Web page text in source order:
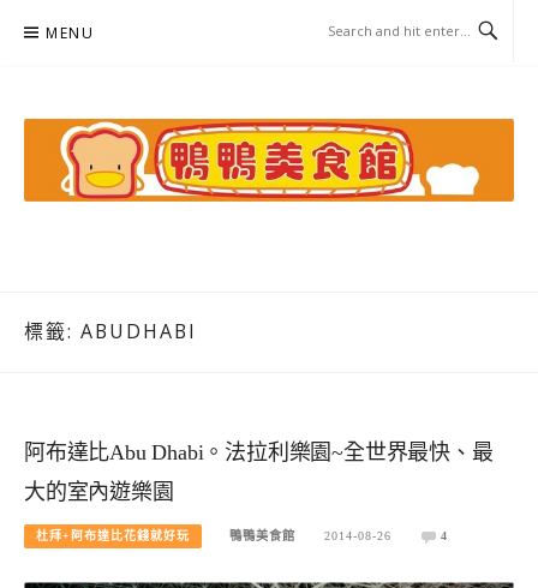
MENU
標籤: ABUDHABI
阿布達比Abu Dhabi。法拉利樂園~全世界最快、最
大的室內遊樂園
杜拜+阿布達比花錢就好玩 鴨鴨美食館 2014-08-26 4